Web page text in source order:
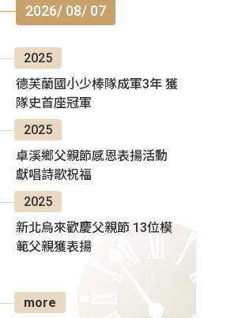
2026/ 08/ 07
2025
德芙蘭國小少棒隊成軍3年 獲
隊史首座冠軍
2025
卓溪鄉父親節感恩表揚活動
獻唱詩歌祝福
2025
新北烏來歡慶父親節 13位模
範父親獲表揚
more